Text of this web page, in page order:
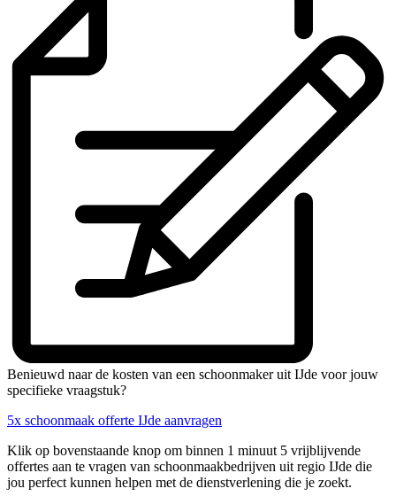
Benieuwd naar de kosten van een schoonmaker uit IJde voor jouw
specifieke vraagstuk?
5x schoonmaak offerte IJde aanvragen
Klik op bovenstaande knop om binnen 1 minuut 5 vrijblijvende
offertes aan te vragen van schoonmaakbedrijven uit regio IJde die
jou perfect kunnen helpen met de dienstverlening die je zoekt.